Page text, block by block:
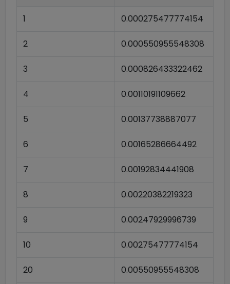
1 0.000275477774154
2 0.000550955548308
3 0.000826433322462
4 0.00110191109662
5 0.00137738887077
6 0.00165286664492
7 0.00192834441908
8 0.00220382219323
9 0.00247929996739
10 0.00275477774154
20 0.00550955548308